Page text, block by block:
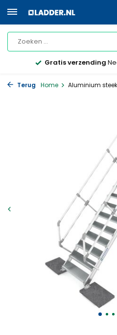
Gratis verzending
Terug Home Aluminium